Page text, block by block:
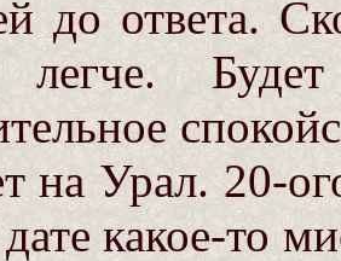
до ответа.
легче.
на Урал. 20-
какое-то